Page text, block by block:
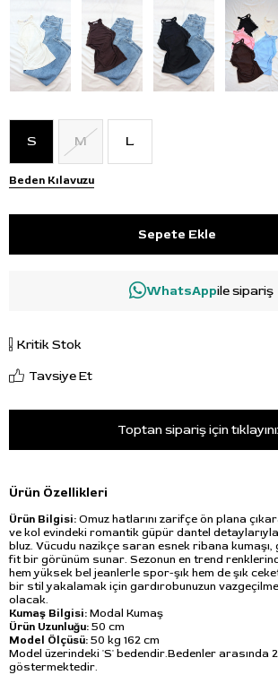
S M L
Beden Kılavuzu
WhatsAppile sipariş
Kritik Stok
Tavsiye Et
Toptan sipariş için
Ürün Özellikleri
Ürün Bilgisi: Omuz hatlarını zarifçe ön plana
ve kol evindeki romantik güpür dantel
bluz. Vücudu nazikçe saran esnek ribana
fit bir görünüm sunar. Sezonun en trend
hem yüksek bel jeanlerle spor-şık hem de şık
bir stil yakalamak için gardırobunuzun
olacak.
Kumaş Bilgisi: Modal Kumaş
Ürün Uzunluğu: 50 cm
Model Ölçüsü: 50 kg 162 cm
Model üzerindeki 'S' bedendir.Bedenler arasında
göstermektedir.